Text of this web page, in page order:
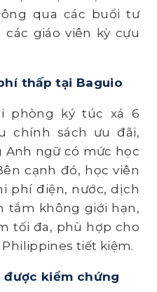
qua các buổi tư
giáo viên kỳ cựu
thấp tại Baguio
phòng ký túc xá 6
chính sách ưu đãi,
Anh ngữ có mức học
cạnh đó, học viên
phí điện, nước, dịch
tắm không giới hạn,
tối đa, phù hợp cho
tiết kiệm.
được kiểm chứng